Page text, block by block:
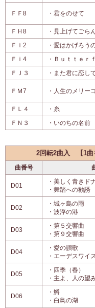
ＦＦ8 ・君をのせて
ＦＨ8
・見上げてごら
Ｆｉ2
・愛はかげろう
Ｆｉ4
・Ｂｕｔｔｅｒ
ＦＪ３
・また君に恋し
ＦＭ7 ・人生のメリー
ＦＬ４
・糸
ＦＮ３
・いのちの名前
2回転2曲入 【1曲
曲番号
D01
・美しく青きド
・舞踏への勧誘
D02
・城ヶ島の雨
・波浮の港
D03
・第５交響曲
・第９交響曲
D04
・愛の讃歌
・エーデスワイ
D05
・四季（春）
・主よ、人の望
D06
・鱒
・白鳥の湖